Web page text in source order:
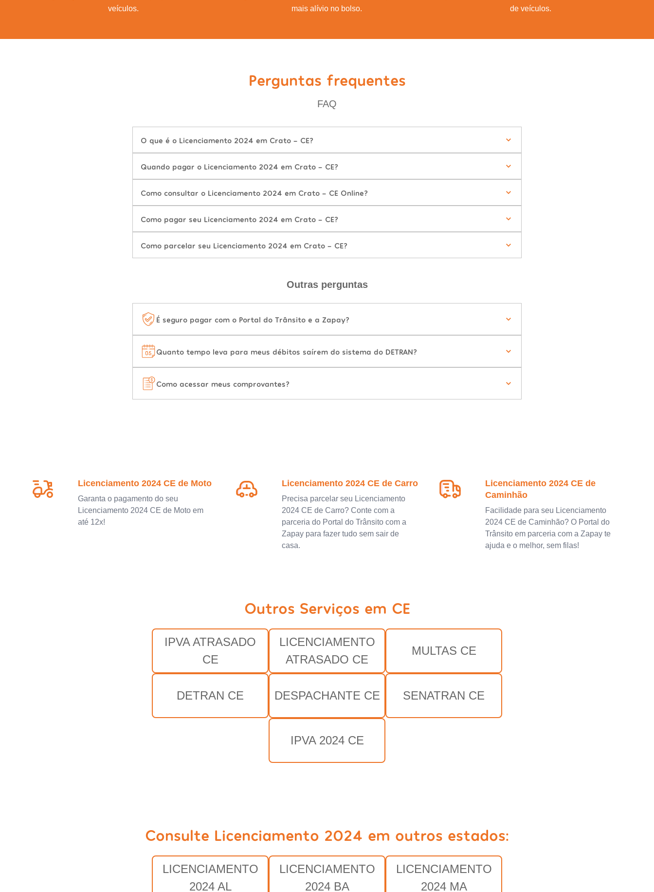
veículos.
mais alívio no bolso.
de veículos.
Perguntas frequentes
FAQ
O que é o Licenciamento 2024 em Crato - CE?
Quando pagar o Licenciamento 2024 em Crato - CE?
Como consultar o Licenciamento 2024 em Crato - CE Online?
Como pagar seu Licenciamento 2024 em Crato - CE?
Como parcelar seu Licenciamento 2024 em Crato - CE?
Outras perguntas
É seguro pagar com o Portal do Trânsito e a Zapay?
Quanto tempo leva para meus débitos saírem do sistema do DETRAN?
Como acessar meus comprovantes?
Licenciamento 2024 CE de Moto
Garanta o pagamento do seu
Licenciamento 2024 CE de Moto em
até 12x!
Licenciamento 2024 CE de Carro
Precisa parcelar seu Licenciamento
2024 CE de Carro? Conte com a
parceria do Portal do Trânsito com a
Zapay para fazer tudo sem sair de
casa.
Licenciamento 2024 CE de
Caminhão
Facilidade para seu Licenciamento
2024 CE de Caminhão? O Portal do
Trânsito em parceria com a Zapay te
ajuda e o melhor, sem filas!
Outros Serviços em CE
IPVA ATRASADO
CE
LICENCIAMENTO
ATRASADO CE
MULTAS CE
DETRAN CE DESPACHANTE CE SENATRAN CE
IPVA 2024 CE
Consulte Licenciamento 2024 em outros estados:
LICENCIAMENTO
2024 AL
LICENCIAMENTO
2024 BA
LICENCIAMENTO
2024 MA